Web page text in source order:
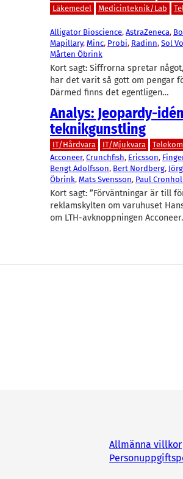
Läkemedel
Medicinteknik/Lab
Alligator Bioscience, AstraZeneca,
Mapillary, Minc, Probi, Radinn, Sol
Mårten Öbrink
Kort sagt: Siffrorna spretar
har det varit så gott om pengar
Därmed finns det egentligen…
Analys: Jeopardy-
teknikgunstling
IT/Hårdvara IT/Mjukvara Telekom
Acconeer, Crunchfish, Ericsson,
Bengt Adolfsson, Bert Nordberg,
Öbrink, Mats Svensson, Paul
Kort sagt: ”Förväntningar är till
reklamskylten om varuhuset
om LTH-avknoppningen
Allmänna villkor